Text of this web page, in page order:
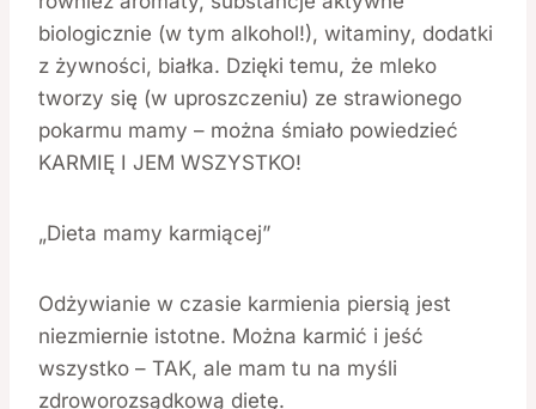
biologicznie (w tym alkohol!), witaminy, dodatki
z żywności, białka. Dzięki temu, że mleko
tworzy się (w uproszczeniu) ze strawionego
pokarmu mamy – można śmiało powiedzieć
KARMIĘ I JEM WSZYSTKO!
„Dieta mamy karmiącej”
Odżywianie w czasie karmienia piersią jest
niezmiernie istotne. Można karmić i jeść
wszystko – TAK, ale mam tu na myśli
zdroworozsądkową dietę.